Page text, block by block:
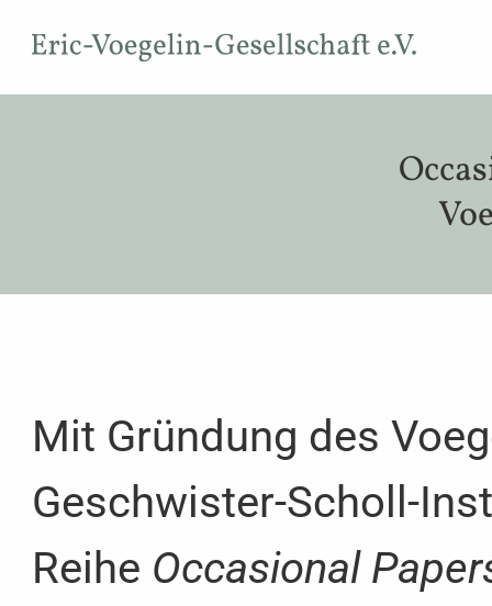
Mit Gründung des
Geschwister-Scholl-
Reihe Occasional